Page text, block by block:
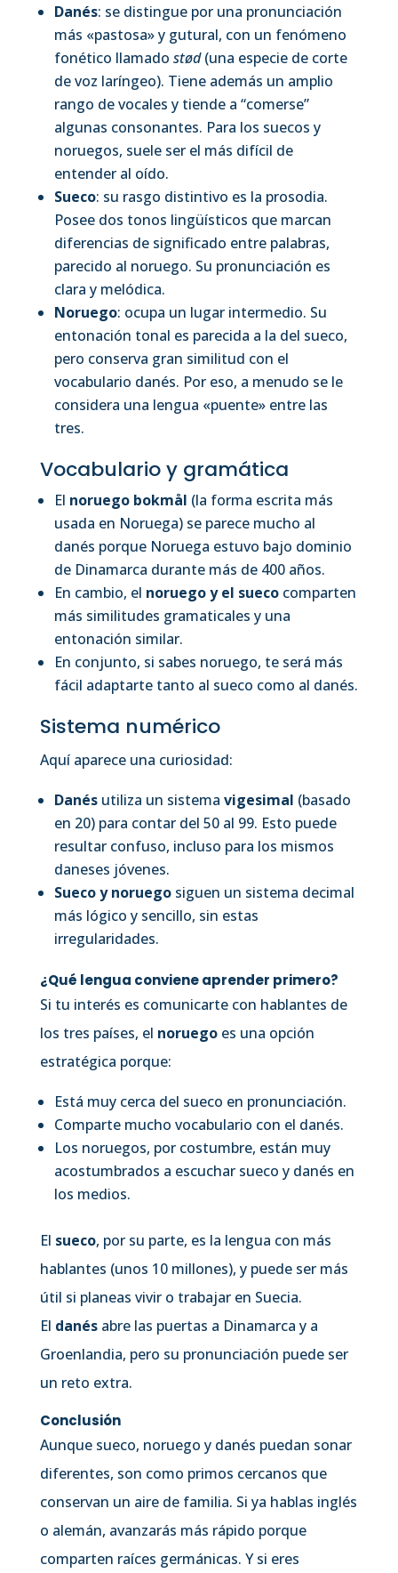
Danés: se distingue por una pronunciación
más «pastosa» y gutural, con un fenómeno
fonético llamado stød(una especie de corte
de voz laríngeo). Tiene además un amplio
rango de vocales y tiende a “comerse”
algunas consonantes. Para los suecos y
noruegos, suele ser el más difícil de
entender al oído.
Sueco: su rasgo distintivo es la prosodia.
Posee dos tonos lingüísticos que marcan
diferencias de significado entre palabras,
parecido al noruego. Su pronunciación es
clara y melódica.
Noruego: ocupa un lugar intermedio. Su
entonación tonal es parecida a la del sueco,
pero conserva gran similitud con el
vocabulario danés. Por eso, a menudo se le
considera una lengua «puente» entre las
tres.
Vocabulario y gramática
El noruego bokmål (la forma escrita más
usada en Noruega) se parece mucho al
danés porque Noruega estuvo bajo dominio
de Dinamarca durante más de 400 años.
En cambio, el noruego y el suecocomparten
más similitudes gramaticales y una
entonación similar.
En conjunto, si sabes noruego, te será más
fácil adaptarte tanto al sueco como al danés.
Sistema numérico
Aquí aparece una curiosidad:
Danésutiliza un sistema vigesimal (basado
en 20) para contar del 50 al 99. Esto puede
resultar confuso, incluso para los mismos
daneses jóvenes.
Sueco y noruegosiguen un sistema decimal
más lógico y sencillo, sin estas
irregularidades.
¿Qué lengua conviene aprender primero?
Si tu interés es comunicarte con hablantes de
los tres países, el noruegoes una opción
estratégica porque:
Está muy cerca del sueco en pronunciación.
Comparte mucho vocabulario con el danés.
Los noruegos, por costumbre, están muy
acostumbrados a escuchar sueco y danés en
los medios.
El sueco, por su parte, es la lengua con más
hablantes (unos 10 millones), y puede ser más
útil si planeas vivir o trabajar en Suecia.
El danésabre las puertas a Dinamarca y a
Groenlandia, pero su pronunciación puede ser
un reto extra.
Conclusión
Aunque sueco, noruego y danés puedan sonar
diferentes, son como primos cercanos que
conservan un aire de familia. Si ya hablas inglés
o alemán, avanzarás más rápido porque
comparten raíces germánicas. Y si eres